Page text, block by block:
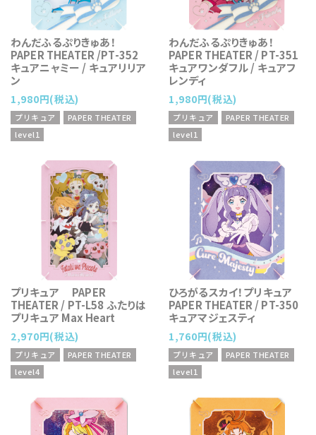
わんだふるぷりきゅあ！
PAPER THEATER /PT-352
キュアニャミー / キュアリリア
ン
1,980円(税込)
プリキュア
PAPER THEATER
level1
わんだふるぷりきゅあ！
PAPER THEATER / PT-351
キュアワンダフル / キュアフ
レンディ
1,980円(税込)
プリキュア
PAPER THEATER
level1
プリキュア PAPER
THEATER / PT-L58 ふたりは
プリキュア Max Heart
2,970円(税込)
プリキュア
PAPER THEATER
level4
ひろがるスカイ！プリキュア
PAPER THEATER / PT-350
キュアマジェスティ
1,760円(税込)
プリキュア
PAPER THEATER
level1